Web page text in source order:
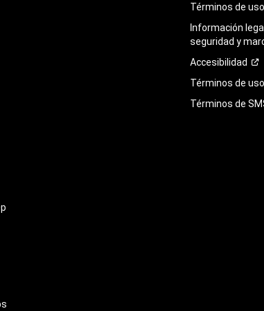
Términos deuso
Información
seguridad y
Accesibilidad
Términos de
Términos de